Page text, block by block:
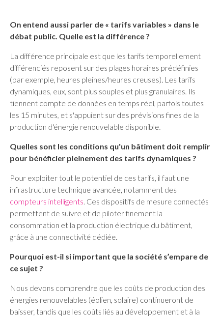
On entend aussi parler de « tarifs variables » dans le
débat public. Quelle est la différence ?
La différence principale est que les tarifs temporellement
différenciés reposent sur des plages horaires prédéfinies
(par exemple, heures pleines/heures creuses). Les tarifs
dynamiques, eux, sont plus souples et plus granulaires. Ils
tiennent compte de données en temps réel, parfois toutes
les 15 minutes, et s'appuient sur des prévisions fines de la
production d'énergie renouvelable disponible.
Quelles sont les conditions qu'un bâtiment doit remplir
pour bénéficier pleinement des tarifs dynamiques ?
Pour exploiter tout le potentiel de ces tarifs, il faut une
infrastructure technique avancée, notamment des
compteurs intelligents. Ces dispositifs de mesure connectés
permettent de suivre et de piloter finement la
consommation et la production électrique du bâtiment,
grâce à une connectivité dédiée.
Pourquoi est-il si important que la société s’empare de
ce sujet ?
Nous devons comprendre que les coûts de production des
énergies renouvelables (éolien, solaire) continueront de
baisser, tandis que les coûts liés au développement et à la